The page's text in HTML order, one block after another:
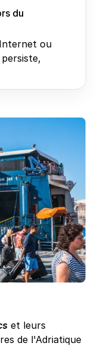
et leurs
de l'Adriatique
du
ou